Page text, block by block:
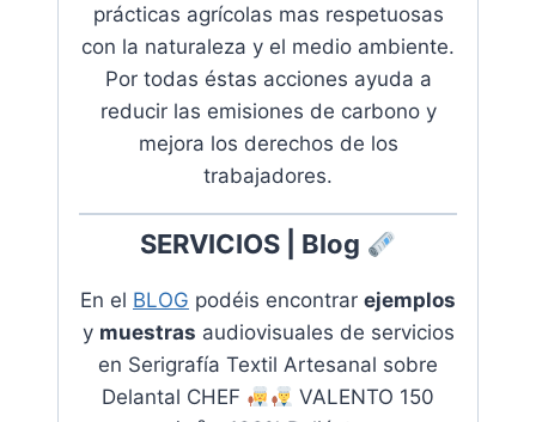
prácticas agrícolas mas respetuosas
con la naturaleza y el medio ambiente.
Por todas éstas acciones ayuda a
reducir las emisiones de carbono y
mejora los derechos de los
trabajadores.
SERVICIOS | Blog
En el BLOG podéis encontrar ejemplos
y muestras audiovisuales de servicios
en Serigrafía Textil Artesanal sobre
Delantal CHEF
VALENTO 150